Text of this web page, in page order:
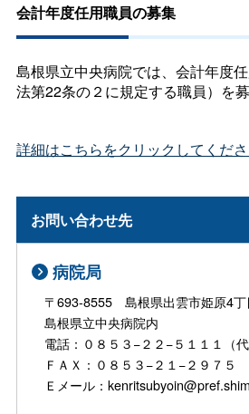
会計年度任用職員の募集
島根県立中央病院では、会計年度
法第22条の２に規定する職員）を募
詳細はこちらをクリックしてくださ
お問い合わせ先
病院局
〒693-8555 島根県出雲市姫原4丁
島根県立中央病院内
電話：０８５３−２２−５１１１（代
ＦＡＸ：０８５３−２１−２９７５
Ｅメール：